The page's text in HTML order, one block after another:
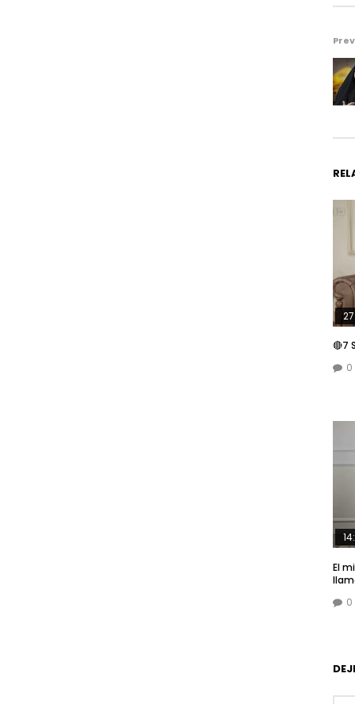
🔴7
0
El
0